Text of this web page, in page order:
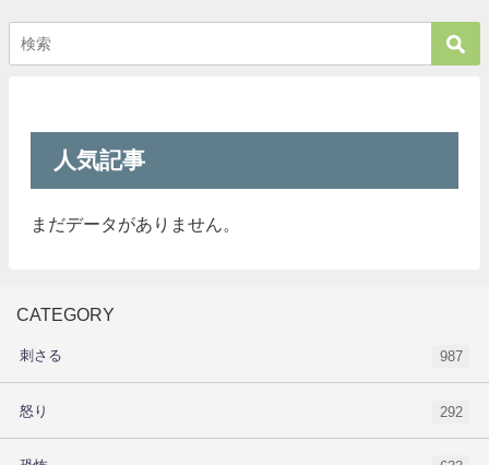
人気記事
まだデータがありません。
CATEGORY
刺さる 987
怒り 292